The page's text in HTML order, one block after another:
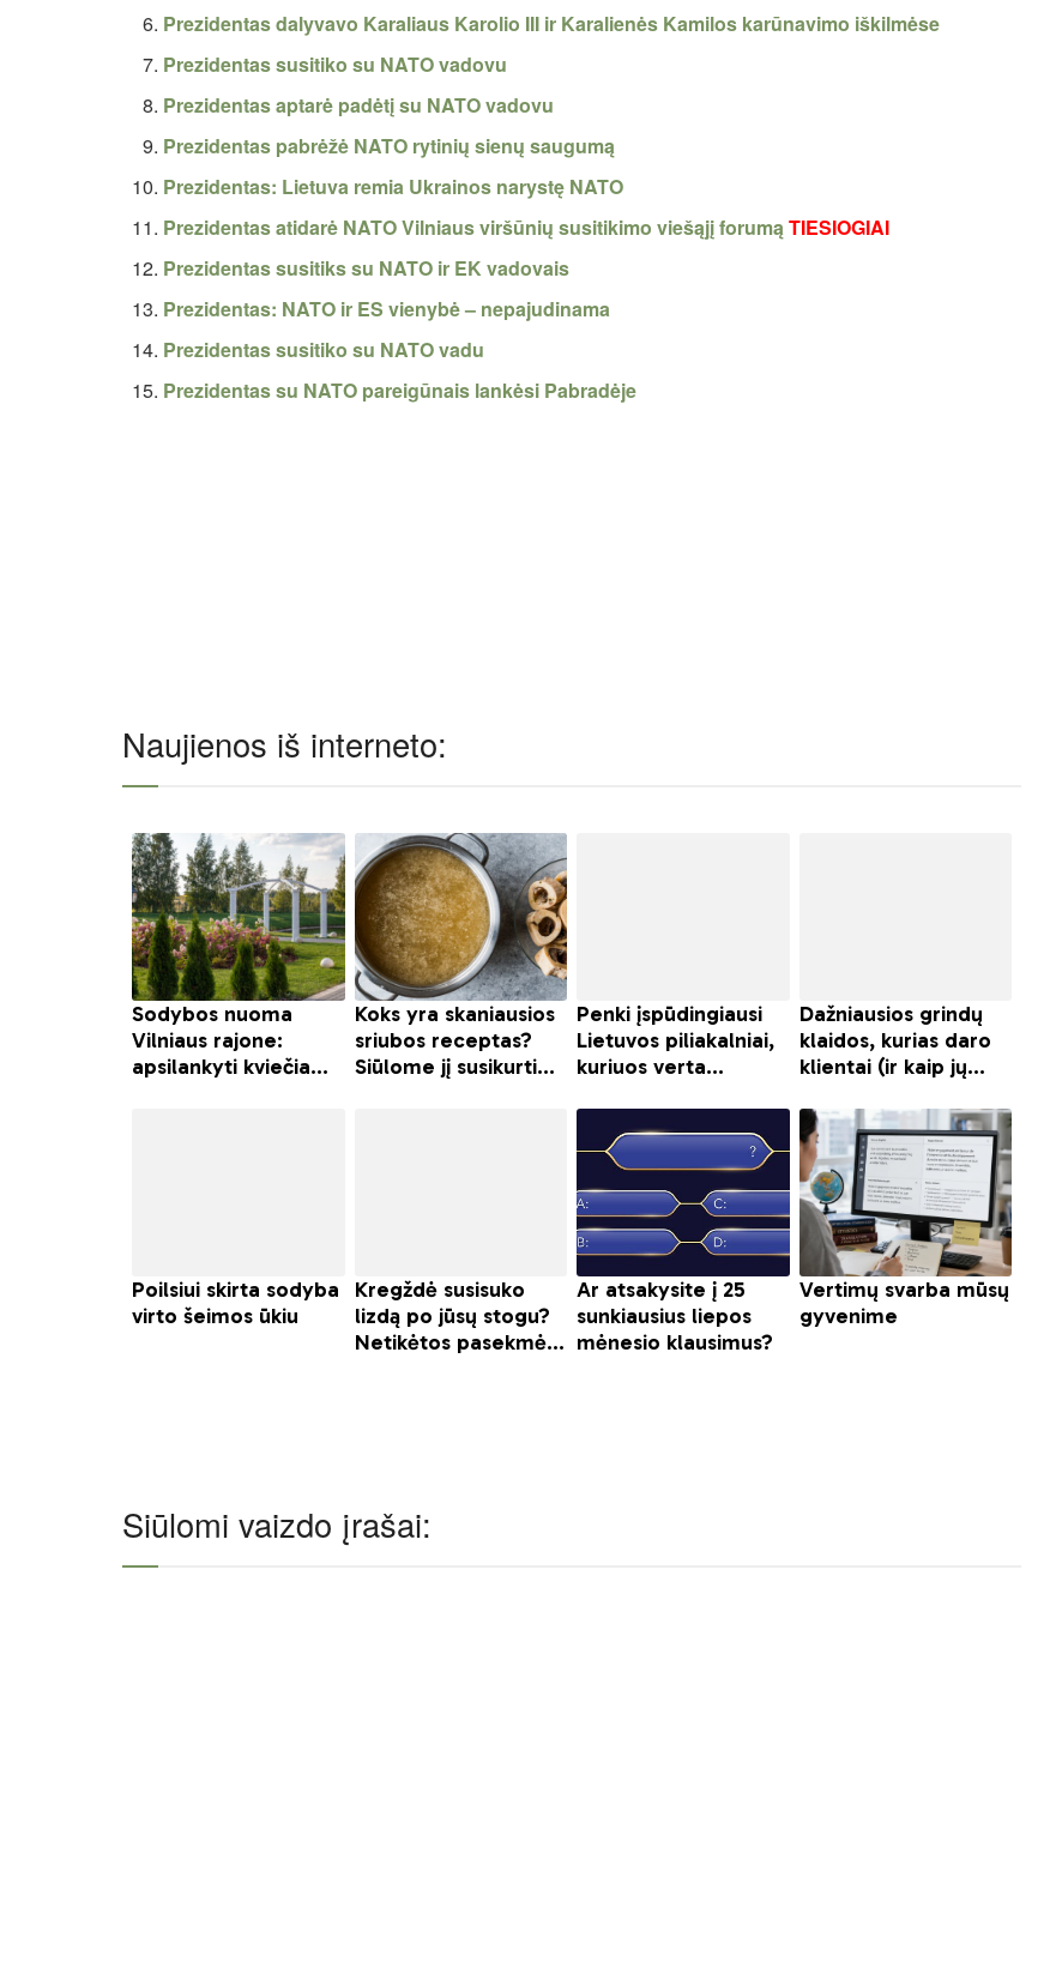
Prezidentas dalyvavo Karaliaus Karolio III ir Karalienės Kamilos karūnavimo iškilmėse
Prezidentas susitiko su NATO vadovu
Prezidentas aptarė padėtį su NATO vadovu
Prezidentas pabrėžė NATO rytinių sienų saugumą
Prezidentas: Lietuva remia Ukrainos narystę NATO
Prezidentas atidarė NATO Vilniaus viršūnių susitikimo viešąjį forumąTIESIOGIAI
Prezidentas susitiks su NATO ir EK vadovais
Prezidentas: NATO ir ES vienybė – nepajudinama
Prezidentas susitiko su NATO vadu
Prezidentas su NATO pareigūnais lankėsi Pabradėje
Naujienos iš interneto:
Siūlomi vaizdo įrašai: